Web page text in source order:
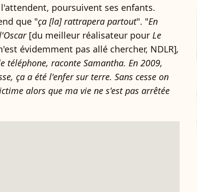
poursuivent ses enfants.
que "ça [la] rattrapera partout". "En
[du meilleur réalisateur pour Le
évidemment pas allé chercher, NDLR],
téléphone, raconte Samantha. En 2009,
ça a été l'enfer sur terre. Sans cesse on
alors que ma vie ne s'est pas arrêtée